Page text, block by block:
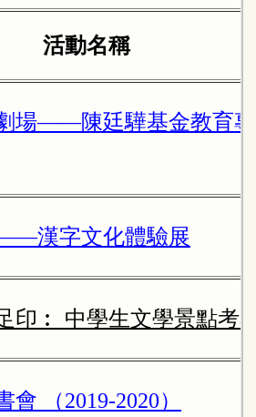
活動名稱
場——陳廷驊基金教育專
漢字文化體驗展
印︰ 中學生文學景點考
會 （2019-2020）